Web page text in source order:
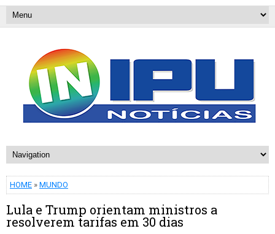
HOME » MUNDO
Lula e Trump orientam ministros a
resolverem tarifas em 30 dias